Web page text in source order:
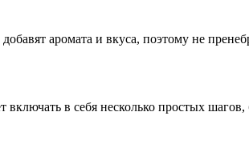
аромата и вкуса, поэтому не
в себя несколько простых